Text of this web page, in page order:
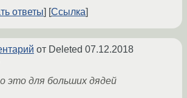
ответы
Ссылка
от Deleted 07.12.2018
это для больших дядей